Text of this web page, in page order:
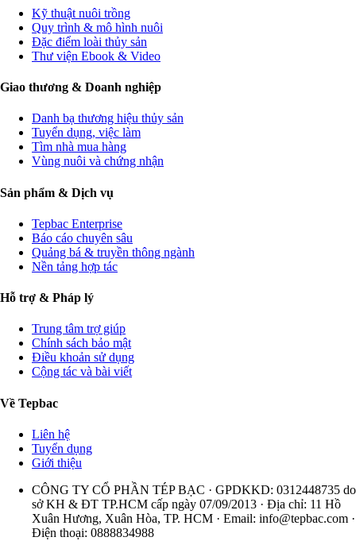
Kỹ thuật nuôi trồng
Quy trình & mô hình nuôi
Đặc điểm loài thủy sản
Thư viện Ebook & Video
Giao thương & Doanh nghiệp
Danh bạ thương hiệu thủy sản
Tuyển dụng, việc làm
Tìm nhà mua hàng
Vùng nuôi và chứng nhận
Sản phẩm & Dịch vụ
Tepbac Enterprise
Báo cáo chuyên sâu
Quảng bá & truyền thông ngành
Nền tảng hợp tác
Hỗ trợ & Pháp lý
Trung tâm trợ giúp
Chính sách bảo mật
Điều khoản sử dụng
Cộng tác và bài viết
Về Tepbac
Liên hệ
Tuyển dụng
Giới thiệu
CÔNG TY CỔ PHẦN TÉP BẠC · GPDKKD: 0312448735 do
sở KH & ĐT TP.HCM cấp ngày 07/09/2013 · Địa chỉ: 11 Hồ
Xuân Hương, Xuân Hòa, TP. HCM · Email: info@tepbac.com ·
Điện thoại: 0888834988